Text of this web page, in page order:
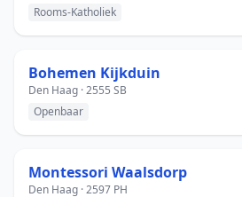
Rooms-Katholiek
Bohemen Kijkduin
Den Haag · 2555 SB
Openbaar
Montessori Waalsdorp
Den Haag · 2597 PH